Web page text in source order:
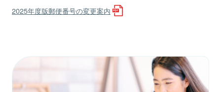
2025年度版郵便番号の変更案内